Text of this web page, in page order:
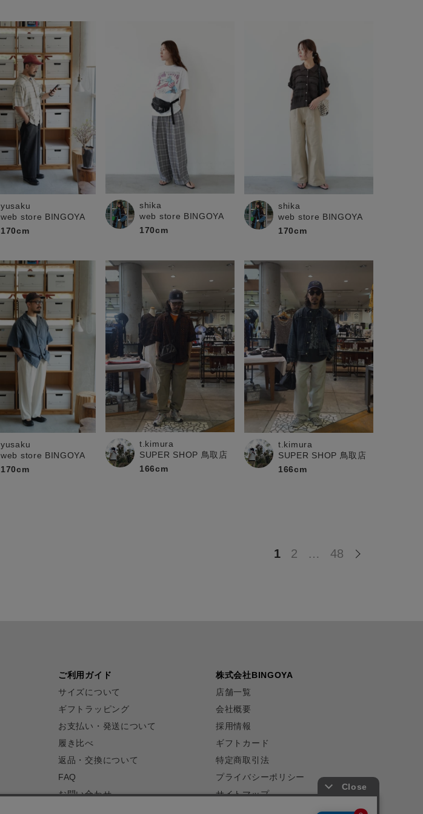
yusaku
web store BINGOYA
170cm
shika
web store BINGOYA
170cm
shika
web store BINGOYA
170cm
yusaku
web store BINGOYA
170cm
t.kimura
SUPER SHOP 鳥取店
166cm
t.kimura
SUPER SHOP 鳥取店
166cm
1 2 … 48
ご利用ガイド
サイズについて
ギフトラッピング
お支払い・発送について
履き比べ
返品・交換について
FAQ
お問い合わせ
株式会社BINGOYA
店舗一覧
会社概要
採用情報
ギフトカード
特定商取引法
プライバシーポリシー
サイトマップ